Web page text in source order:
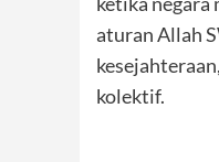
aturan Allah
kolektif.